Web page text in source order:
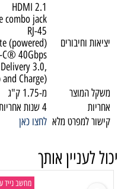
יציאות וחיבורים
HDMI 2.1
combo jack
RJ-45
(powered)
C® 40Gbps
3.0,
Charge)
משקל המוצר
מ-1.75 ק"ג
אחריות
4 שנות אחריות באתר לקוח
קישור למפרט מלא לחצו כאן
יכול לעניין אותך
מחשב נייד